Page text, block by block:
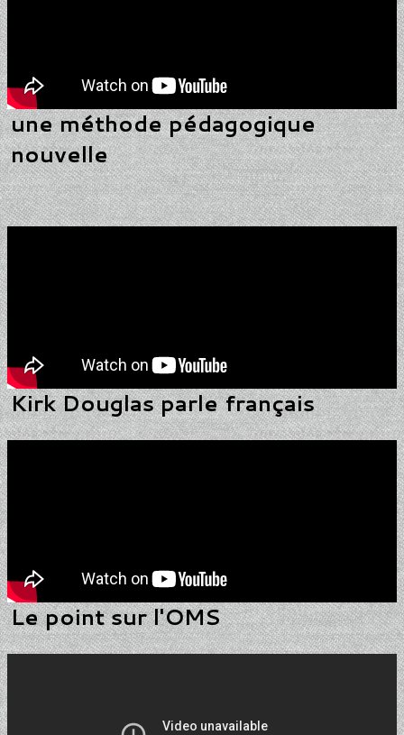
une méthode pédagogique
nouvelle
Kirk Douglas parle français
Le point sur l'OMS